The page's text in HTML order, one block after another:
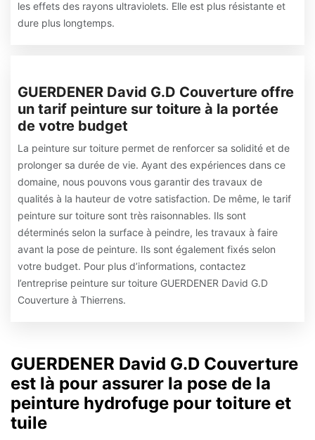
les effets des rayons ultraviolets. Elle est plus résistante et
dure plus longtemps.
GUERDENER David G.D Couverture offre
un tarif peinture sur toiture à la portée
de votre budget
La peinture sur toiture permet de renforcer sa solidité et de
prolonger sa durée de vie. Ayant des expériences dans ce
domaine, nous pouvons vous garantir des travaux de
qualités à la hauteur de votre satisfaction. De même, le tarif
peinture sur toiture sont très raisonnables. Ils sont
déterminés selon la surface à peindre, les travaux à faire
avant la pose de peinture. Ils sont également fixés selon
votre budget. Pour plus d’informations, contactez
l’entreprise peinture sur toiture GUERDENER David G.D
Couverture à Thierrens.
GUERDENER David G.D Couverture
est là pour assurer la pose de la
peinture hydrofuge pour toiture et
tuile